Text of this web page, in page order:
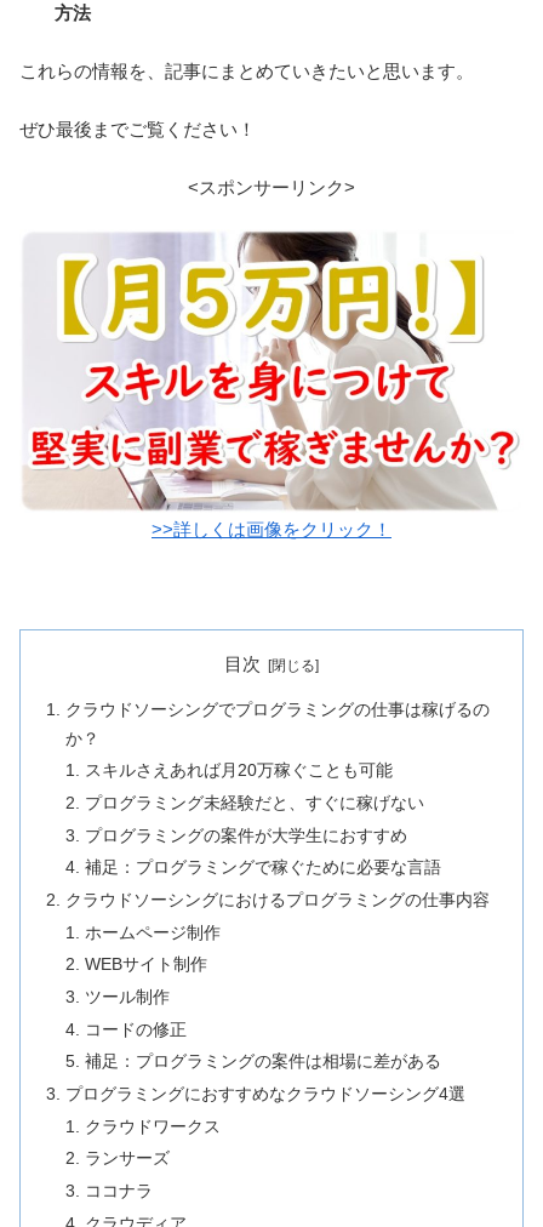
方法
これらの情報を、記事にまとめていきたいと思います。
ぜひ最後までご覧ください！
<スポンサーリンク>
>>詳しくは画像をクリック！
目次
クラウドソーシングでプログラミングの仕事は稼げるの
か？
スキルさえあれば月20万稼ぐことも可能
プログラミング未経験だと、すぐに稼げない
プログラミングの案件が大学生におすすめ
補足：プログラミングで稼ぐために必要な言語
クラウドソーシングにおけるプログラミングの仕事内容
ホームページ制作
WEBサイト制作
ツール制作
コードの修正
補足：プログラミングの案件は相場に差がある
プログラミングにおすすめなクラウドソーシング4選
クラウドワークス
ランサーズ
ココナラ